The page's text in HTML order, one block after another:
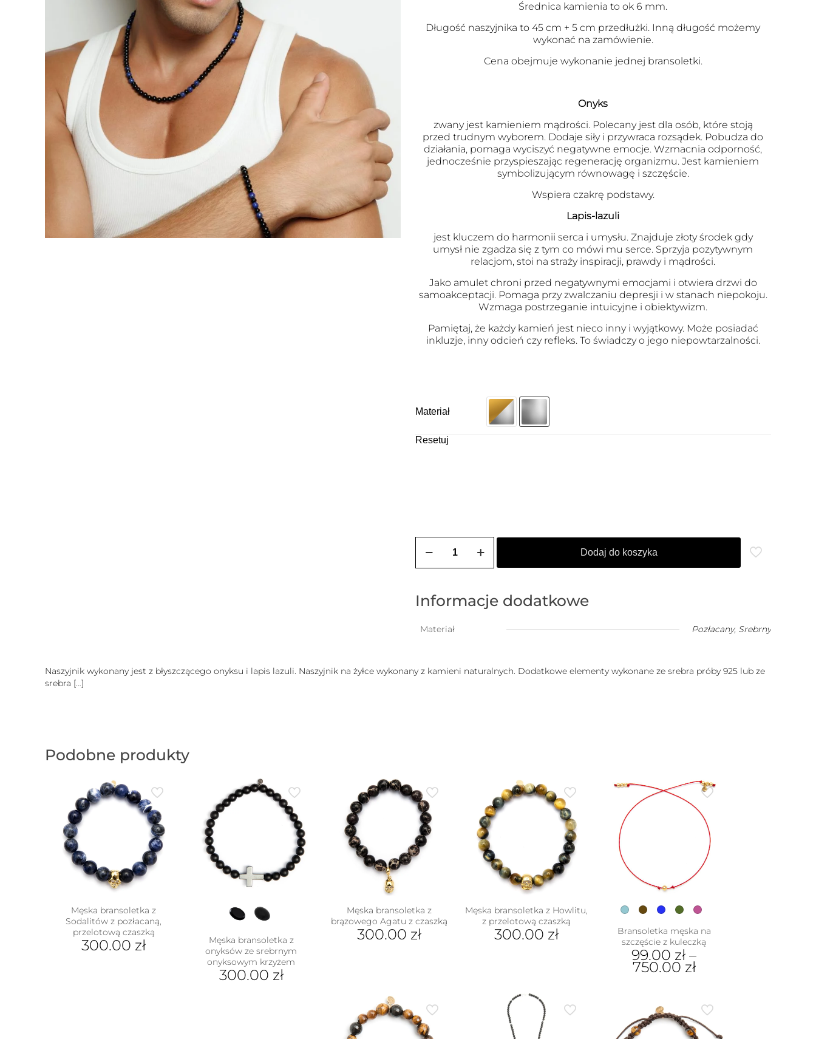
Średnica kamienia to ok 6 mm.
Długość naszyjnika to 45 cm + 5 cm przedłużki. Inną długość możemy
wykonać na zamówienie.
Cena obejmuje wykonanie jednej bransoletki.
Onyks
zwany jest kamieniem mądrości. Polecany jest dla osób, które stoją
przed trudnym wyborem. Dodaje siły i przywraca rozsądek. Pobudza do
działania, pomaga wyciszyć negatywne emocje. Wzmacnia odporność,
jednocześnie przyspieszając regenerację organizmu. Jest kamieniem
symbolizującym równowagę i szczęście.
Wspiera czakrę podstawy.
Lapis-lazuli
jest kluczem do harmonii serca i umysłu. Znajduje złoty środek gdy
umysł nie zgadza się z tym co mówi mu serce. Sprzyja pozytywnym
relacjom, stoi na straży inspiracji, prawdy i mądrości.
Jako amulet chroni przed negatywnymi emocjami i otwiera drzwi do
samoakceptacji. Pomaga przy zwalczaniu depresji i w stanach niepokoju.
Wzmaga postrzeganie intuicyjne i obiektywizm.
Pamiętaj, że każdy kamień jest nieco inny i wyjątkowy. Może posiadać
inkluzje, inny odcień czy refleks. To świadczy o jego niepowtarzalności.
Materiał
Resetuj
Naszyjnik
Dodaj do koszyka
Informacje dodatkowe
Materiał Pozłacany, Srebrny
Naszyjnik wykonany jest z błyszczącego onyksu i lapis lazuli. Naszyjnik na żyłce wykonany z kamieni naturalnych. Dodatkowe elementy wykonane ze srebra próby 925 lub ze
srebra […]
Podobne produkty
Męska bransoletka z
Sodalitów z pozłacaną,
przelotową czaszką
300.00 zł
Męska bransoletka z
onyksów ze srebrnym
onyksowym krzyżem
300.00 zł
Męska bransoletka z
brązowego Agatu z czaszką
300.00 zł
Męska bransoletka z Howlitu,
z przelotową czaszką
300.00 zł
Bransoletka męska na
szczęście z kuleczką
99.00 zł –
750.00 zł
ma
wiele
wariantów.